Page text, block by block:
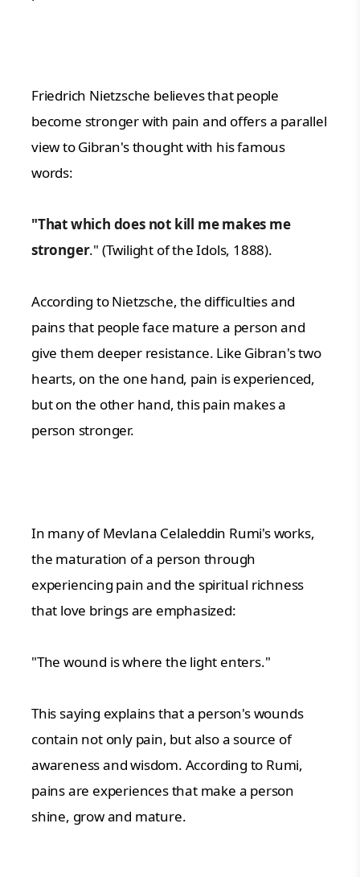
Friedrich Nietzsche believes that people
become stronger with pain and offers a parallel
view to Gibran's thought with his famous
words:
"That which does not kill me makes me
stronger." (Twilight of the Idols, 1888).
According to Nietzsche, the difficulties and
pains that people face mature a person and
give them deeper resistance. Like Gibran's two
hearts, on the one hand, pain is experienced,
but on the other hand, this pain makes a
person stronger.
In many of Mevlana Celaleddin Rumi's works,
the maturation of a person through
experiencing pain and the spiritual richness
that love brings are emphasized:
"The wound is where the light enters."
This saying explains that a person's wounds
contain not only pain, but also a source of
awareness and wisdom. According to Rumi,
pains are experiences that make a person
shine, grow and mature.